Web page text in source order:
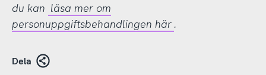
du kan läsa mer om
personuppgiftsbehandlingen här .
Dela